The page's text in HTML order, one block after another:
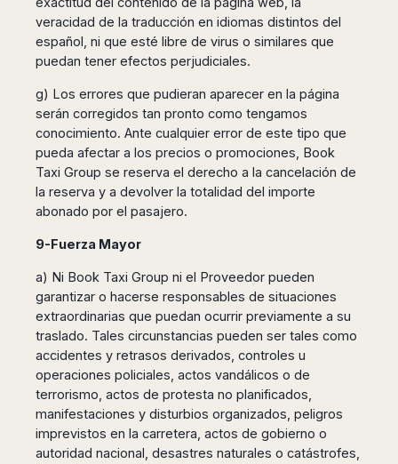
veracidad de la traducción en idiomas distintos del
español, ni que esté libre de virus o similares que
puedan tener efectos perjudiciales.
g) Los errores que pudieran aparecer en la página
serán corregidos tan pronto como tengamos
conocimiento. Ante cualquier error de este tipo que
pueda afectar a los precios o promociones, Book
Taxi Group se reserva el derecho a la cancelación de
la reserva y a devolver la totalidad del importe
abonado por el pasajero.
9-Fuerza Mayor
a) Ni Book Taxi Group ni el Proveedor pueden
garantizar o hacerse responsables de situaciones
extraordinarias que puedan ocurrir previamente a su
traslado. Tales circunstancias pueden ser tales como
accidentes y retrasos derivados, controles u
operaciones policiales, actos vandálicos o de
terrorismo, actos de protesta no planificados,
manifestaciones y disturbios organizados, peligros
imprevistos en la carretera, actos de gobierno o
autoridad nacional, desastres naturales o catástrofes,